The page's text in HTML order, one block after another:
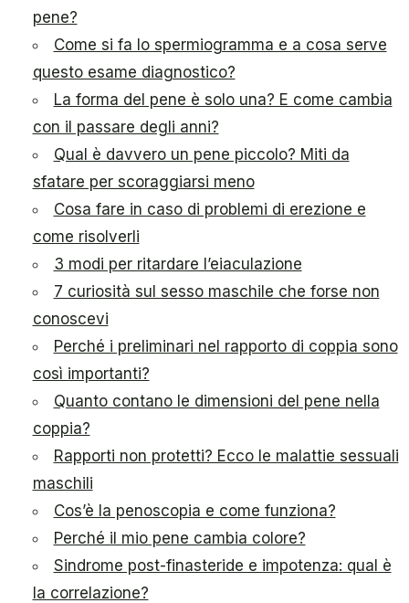
pene?
Come si fa lo spermiogramma e a cosa serve
questo esame diagnostico?
La forma del pene è solo una? E come cambia
con il passare degli anni?
Qual è davvero un pene piccolo? Miti da
sfatare per scoraggiarsi meno
Cosa fare in caso di problemi di erezione e
come risolverli
3 modi per ritardare l’eiaculazione
7 curiosità sul sesso maschile che forse non
conoscevi
Perché i preliminari nel rapporto di coppia sono
così importanti?
Quanto contano le dimensioni del pene nella
coppia?
Rapporti non protetti? Ecco le malattie sessuali
maschili
Cos’è la penoscopia e come funziona?
Perché il mio pene cambia colore?
Sindrome post-finasteride e impotenza: qual è
la correlazione?